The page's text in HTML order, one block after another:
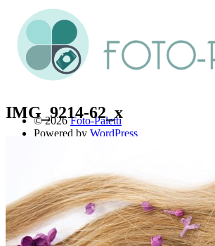
IMG_9214-62_x
© 2026Foto-Paletti
Powered by WordPress
Home
Portfolio
Florales